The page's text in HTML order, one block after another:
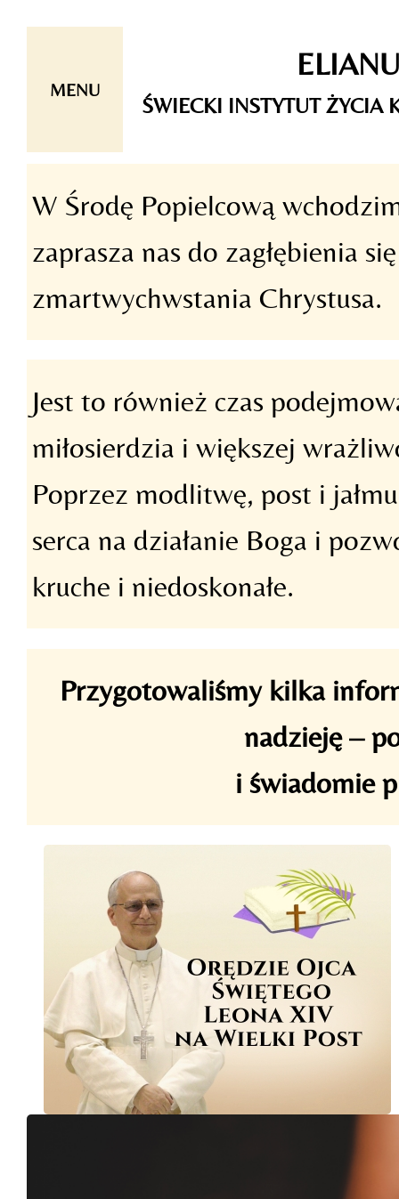
ŚWIECKI INSTYTUT ŻYCIA
MENU
W Środę Popielcową
zaprasza nas do zagłębienia
zmartwychwstania Chrystusa.
Jest to również czas
miłosierdzia i większej
Poprzez modlitwę, post i
serca na działanie Boga i
kruche i niedoskonałe.
Przygotowaliśmy kilka
nadzieję –
i świadomie